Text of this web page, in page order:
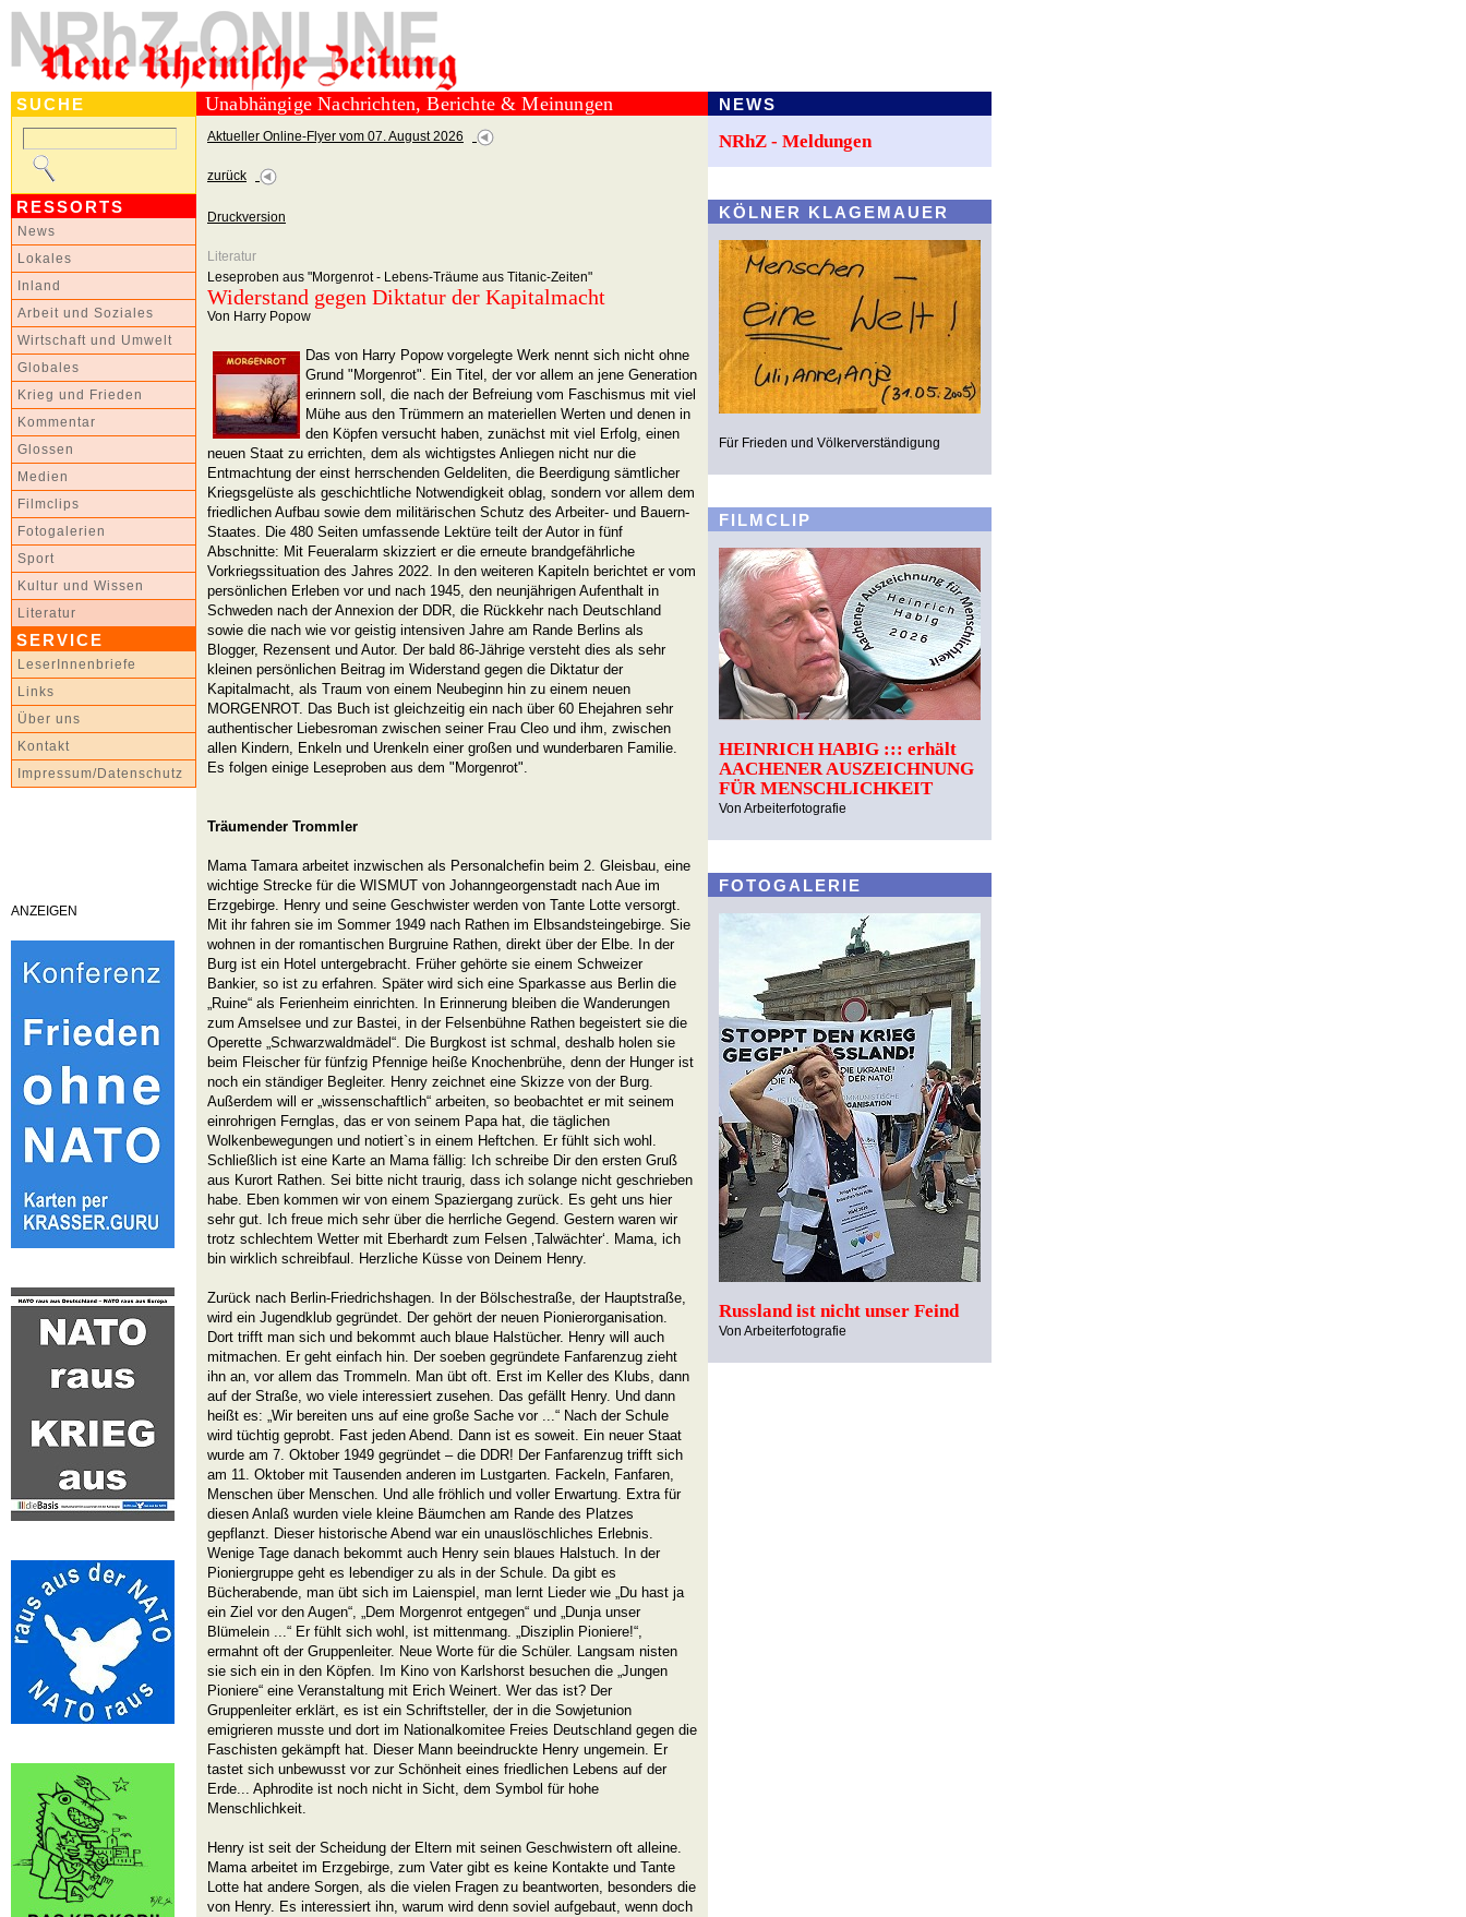
SUCHE
RESSORTS
News
Lokales
Inland
Arbeit und Soziales
Wirtschaft und Umwelt
Globales
Krieg und Frieden
Kommentar
Glossen
Medien
Filmclips
Fotogalerien
Sport
Kultur und Wissen
Literatur
SERVICE
LeserInnenbriefe
Links
Über uns
Kontakt
Impressum/Datenschutz
ANZEIGEN
Unabhängige Nachrichten, Berichte & Meinungen
Aktueller Online-Flyer vom 07. August 2026
zurück
Druckversion
Literatur
Leseproben aus "Morgenrot - Lebens-Träume aus Titanic-Zeiten"
Widerstand gegen Diktatur der Kapitalmacht
Von Harry Popow
Das von Harry Popow vorgelegte Werk nennt sich nicht ohne
Grund "Morgenrot". Ein Titel, der vor allem an jene Generation
erinnern soll, die nach der Befreiung vom Faschismus mit viel
Mühe aus den Trümmern an materiellen Werten und denen in
den Köpfen versucht haben, zunächst mit viel Erfolg, einen
neuen Staat zu errichten, dem als wichtigstes Anliegen nicht nur die
Entmachtung der einst herrschenden Geldeliten, die Beerdigung sämtlicher
Kriegsgelüste als geschichtliche Notwendigkeit oblag, sondern vor allem dem
friedlichen Aufbau sowie dem militärischen Schutz des Arbeiter- und Bauern-
Staates. Die 480 Seiten umfassende Lektüre teilt der Autor in fünf
Abschnitte: Mit Feueralarm skizziert er die erneute brandgefährliche
Vorkriegssituation des Jahres 2022. In den weiteren Kapiteln berichtet er vom
persönlichen Erleben vor und nach 1945, den neunjährigen Aufenthalt in
Schweden nach der Annexion der DDR, die Rückkehr nach Deutschland
sowie die nach wie vor geistig intensiven Jahre am Rande Berlins als
Blogger, Rezensent und Autor. Der bald 86-Jährige versteht dies als sehr
kleinen persönlichen Beitrag im Widerstand gegen die Diktatur der
Kapitalmacht, als Traum von einem Neubeginn hin zu einem neuen
MORGENROT. Das Buch ist gleichzeitig ein nach über 60 Ehejahren sehr
authentischer Liebesroman zwischen seiner Frau Cleo und ihm, zwischen
allen Kindern, Enkeln und Urenkeln einer großen und wunderbaren Familie.
Es folgen einige Leseproben aus dem "Morgenrot".
Träumender Trommler
Mama Tamara arbeitet inzwischen als Personalchefin beim 2. Gleisbau, eine
wichtige Strecke für die WISMUT von Johanngeorgenstadt nach Aue im
Erzgebirge. Henry und seine Geschwister werden von Tante Lotte versorgt.
Mit ihr fahren sie im Sommer 1949 nach Rathen im Elbsandsteingebirge. Sie
wohnen in der romantischen Burgruine Rathen, direkt über der Elbe. In der
Burg ist ein Hotel untergebracht. Früher gehörte sie einem Schweizer
Bankier, so ist zu erfahren. Später wird sich eine Sparkasse aus Berlin die
„Ruine“ als Ferienheim einrichten. In Erinnerung bleiben die Wanderungen
zum Amselsee und zur Bastei, in der Felsenbühne Rathen begeistert sie die
Operette „Schwarzwaldmädel“. Die Burgkost ist schmal, deshalb holen sie
beim Fleischer für fünfzig Pfennige heiße Knochenbrühe, denn der Hunger ist
noch ein ständiger Begleiter. Henry zeichnet eine Skizze von der Burg.
Außerdem will er „wissenschaftlich“ arbeiten, so beobachtet er mit seinem
einrohrigen Fernglas, das er von seinem Papa hat, die täglichen
Wolkenbewegungen und notiert`s in einem Heftchen. Er fühlt sich wohl.
Schließlich ist eine Karte an Mama fällig: Ich schreibe Dir den ersten Gruß
aus Kurort Rathen. Sei bitte nicht traurig, dass ich solange nicht geschrieben
habe. Eben kommen wir von einem Spaziergang zurück. Es geht uns hier
sehr gut. Ich freue mich sehr über die herrliche Gegend. Gestern waren wir
trotz schlechtem Wetter mit Eberhardt zum Felsen ‚Talwächter‘. Mama, ich
bin wirklich schreibfaul. Herzliche Küsse von Deinem Henry.
Zurück nach Berlin-Friedrichshagen. In der Bölschestraße, der Hauptstraße,
wird ein Jugendklub gegründet. Der gehört der neuen Pionierorganisation.
Dort trifft man sich und bekommt auch blaue Halstücher. Henry will auch
mitmachen. Er geht einfach hin. Der soeben gegründete Fanfarenzug zieht
ihn an, vor allem das Trommeln. Man übt oft. Erst im Keller des Klubs, dann
auf der Straße, wo viele interessiert zusehen. Das gefällt Henry. Und dann
heißt es: „Wir bereiten uns auf eine große Sache vor ...“ Nach der Schule
wird tüchtig geprobt. Fast jeden Abend. Dann ist es soweit. Ein neuer Staat
wurde am 7. Oktober 1949 gegründet – die DDR! Der Fanfarenzug trifft sich
am 11. Oktober mit Tausenden anderen im Lustgarten. Fackeln, Fanfaren,
Menschen über Menschen. Und alle fröhlich und voller Erwartung. Extra für
diesen Anlaß wurden viele kleine Bäumchen am Rande des Platzes
gepflanzt. Dieser historische Abend war ein unauslöschliches Erlebnis.
Wenige Tage danach bekommt auch Henry sein blaues Halstuch. In der
Pioniergruppe geht es lebendiger zu als in der Schule. Da gibt es
Bücherabende, man übt sich im Laienspiel, man lernt Lieder wie „Du hast ja
ein Ziel vor den Augen“, „Dem Morgenrot entgegen“ und „Dunja unser
Blümelein ...“ Er fühlt sich wohl, ist mittenmang. „Disziplin Pioniere!“,
ermahnt oft der Gruppenleiter. Neue Worte für die Schüler. Langsam nisten
sie sich ein in den Köpfen. Im Kino von Karlshorst besuchen die „Jungen
Pioniere“ eine Veranstaltung mit Erich Weinert. Wer das ist? Der
Gruppenleiter erklärt, es ist ein Schriftsteller, der in die Sowjetunion
emigrieren musste und dort im Nationalkomitee Freies Deutschland gegen die
Faschisten gekämpft hat. Dieser Mann beeindruckte Henry ungemein. Er
tastet sich unbewusst vor zur Schönheit eines friedlichen Lebens auf der
Erde... Aphrodite ist noch nicht in Sicht, dem Symbol für hohe
Menschlichkeit.
Henry ist seit der Scheidung der Eltern mit seinen Geschwistern oft alleine.
Mama arbeitet im Erzgebirge, zum Vater gibt es keine Kontakte und Tante
Lotte hat andere Sorgen, als die vielen Fragen zu beantworten, besonders die
von Henry. Es interessiert ihn, warum wird denn soviel aufgebaut, wenn doch
NEWS
NRhZ - Meldungen
KÖLNER KLAGEMAUER
Für Frieden und Völkerverständigung
FILMCLIP
HEINRICH HABIG ::: erhält
AACHENER AUSZEICHNUNG
FÜR MENSCHLICHKEIT
Von Arbeiterfotografie
FOTOGALERIE
Russland ist nicht unser Feind
Von Arbeiterfotografie